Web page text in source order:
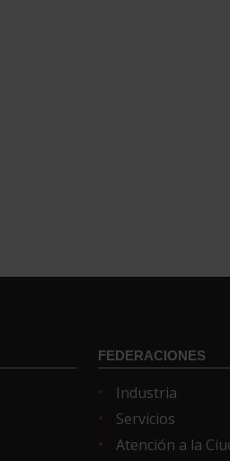
FEDERACIONES
Industria
Servicios
Atención a la